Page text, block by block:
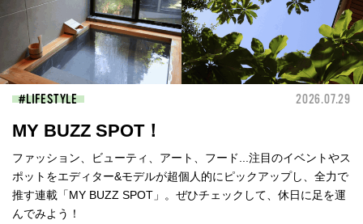
LIFESTYLE 2026.07.29
MY BUZZ SPOT！
ファッション、ビューティ、アート、フード...注目のイベントやス
ポットをエディター&モデルが超個人的にピックアップし、全力で
推す連載「MY BUZZ SPOT」。ぜひチェックして、休日に足を運
んでみよう！